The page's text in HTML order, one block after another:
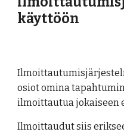
käyttöön
osiot omina
ilmoittautua jokaiseen
Ilmoittaudut siis